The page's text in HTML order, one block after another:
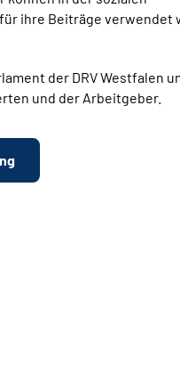
ihre Beiträge verwendet
der DRV Westfalen
und der Arbeitgeber.